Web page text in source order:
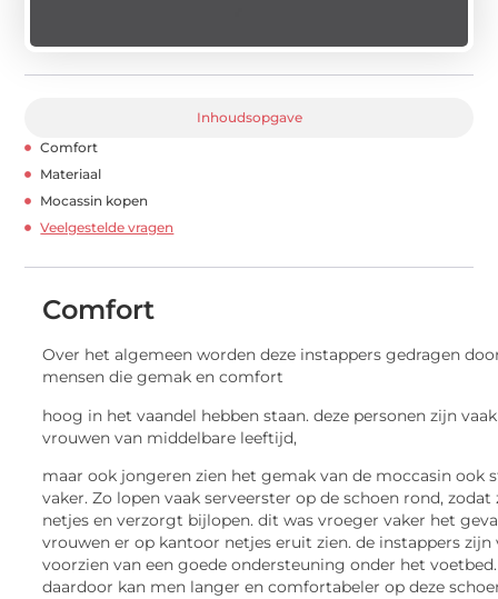
Inhoudsopgave
Comfort
Materiaal
Mocassin kopen
Veelgestelde vragen
Comfort
Over het algemeen worden deze instappers gedragen
mensen die gemak en comfort
hoog in het vaandel hebben staan. deze personen zijn vaak
vrouwen van middelbare leeftijd,
maar ook jongeren zien het gemak van de moccasin ook
vaker. Zo lopen vaak serveerster op de schoen rond, zodat
netjes en verzorgt bijlopen. dit was vroeger vaker het
vrouwen er op kantoor netjes eruit zien. de instappers zijn
voorzien van een goede ondersteuning onder het voetbed.
daardoor kan men langer en comfortabeler op deze